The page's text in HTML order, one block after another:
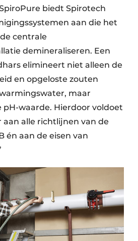
biedt Spirotech
aan die het
centrale
demineraliseren. Een
elimineert niet alleen de
en opgeloste zouten
maar
pH-waarde. Hierdoor voldoet
alle richtlijnen van de
én aan de eisen van